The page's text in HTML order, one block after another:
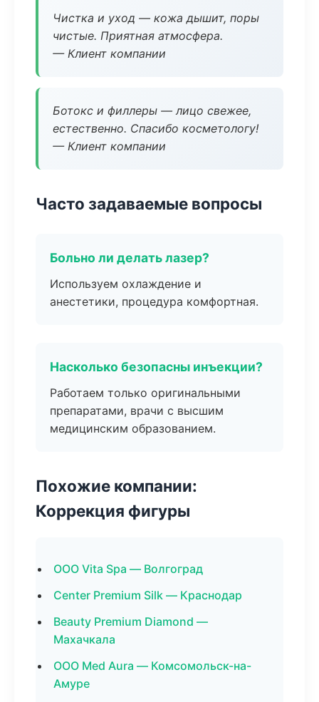
Чистка и уход — кожа дышит, поры
чистые. Приятная атмосфера.
— Клиент компании
Ботокс и филлеры — лицо свежее,
естественно. Спасибо косметологу!
— Клиент компании
Часто задаваемые вопросы
Больно ли делать лазер?
Используем охлаждение и
анестетики, процедура комфортная.
Насколько безопасны инъекции?
Работаем только оригинальными
препаратами, врачи с высшим
медицинским образованием.
Похожие компании:
Коррекция фигуры
ООО Vita Spa — Волгоград
Center Premium Silk — Краснодар
Beauty Premium Diamond —
Махачкала
ООО Med Aura — Комсомольск-на-
Амуре